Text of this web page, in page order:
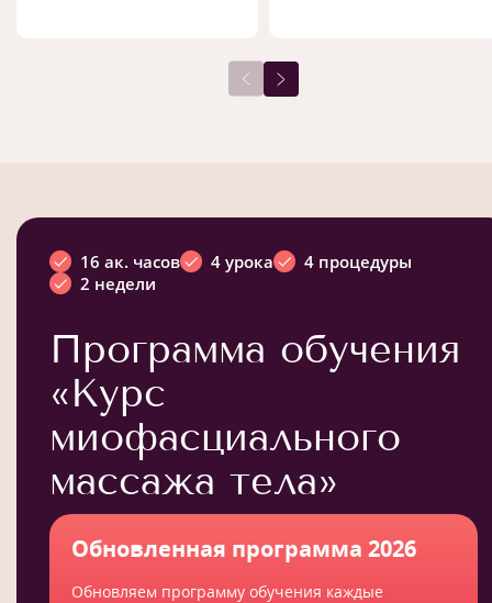
16 ак. часов 4 урока
4 процедуры
2 недели
Программа обучения
«Курс
миофасциального
массажа тела»
Обновленная программа 2026
Обновляем программу обучения каждые